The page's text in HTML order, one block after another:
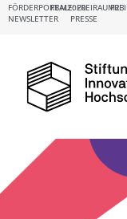
NEWSLETTER PRESSE
FÖRDERPORTALE:
FBM2020FREIRAUM23